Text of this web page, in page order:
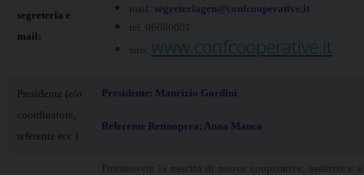
segreteria e
mail:
mail: segreteriagen@confcooperative.it
tel. 06680001
sito: www.confcooperative.it
Presidente (e/o
coordinatore,
referente ecc.)
Presidente: Maurizio Gardini
Referente Retinopera: Anna Manca
Promuovere la nascita di nuove cooperative, assistere e